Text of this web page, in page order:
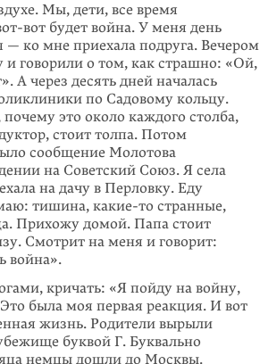
Мы, дети, все время
вот будет война. У меня день
ко мне приехала подруга. Вечером
и говорили о том, как страшно: «Ой,
А через десять дней началась
по Садовому кольцу.
это около каждого столба,
стоит толпа. Потом
сообщение Молотова
на Советский Союз. Я села
на дачу в Перловку. Еду
тишина,какие-то странные,
Прихожу домой. Папа стоит
Смотрит на меня и говорит:
война».
кричать: «Я пойду на войну,
была моя первая реакция. И вот
жизнь. Родители вырыли
буквой Г. Буквально
немцы дошли до Москвы.